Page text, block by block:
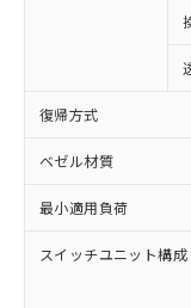
復帰方式
ベゼル材質
最小適用負荷
スイッチユニット構成